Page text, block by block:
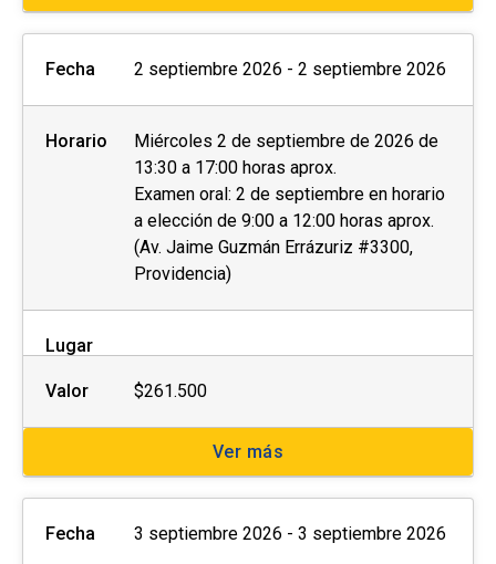
Fecha 2 septiembre 2026 - 2 septiembre 2026
Horario
Miércoles 2 de septiembre de 2026 de
13:30 a 17:00 horas aprox.
Examen oral: 2 de septiembre en horario
a elección de 9:00 a 12:00 horas aprox.
(Av. Jaime Guzmán Errázuriz #3300,
Providencia)
Lugar
Valor $261.500
Ver más
Fecha 3 septiembre 2026 - 3 septiembre 2026